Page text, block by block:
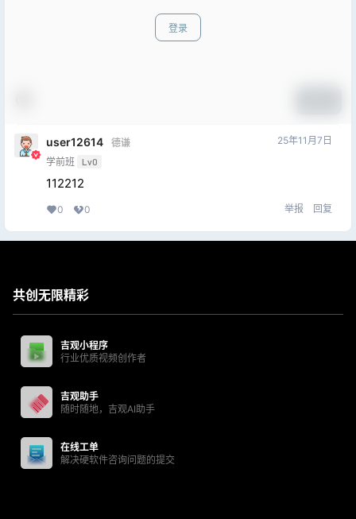
登录
user12614
德谦
学前班 Lv0
25年11月7日
112212
0 0 举报 回复
共创无限精彩
吉观小程序
行业优质视频创作者
吉观助手
随时随地，吉观AI助手
在线工单
解决硬软件咨询问题的提交